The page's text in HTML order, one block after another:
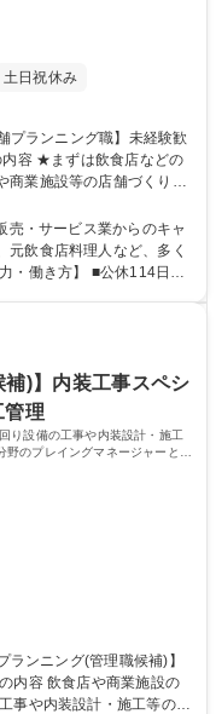
土日祝休み
商業施設等の店舗づくりに
掛ける当社では、将来的
理、
■オフィスに戻らなくても
要なデータをすぐに共有
いていただける環境づく
売・サービス業からのキャ
元飲食店料理人など、多く
す。 ■物価手当も一律15,0
あっても年1～2回程で、
しております★ 学歴・
語学力： 資格：第一種運
補)】内装工事スペシ
管理
り設備の工事や内装設計・施工
のプレイングマネージャーとし
事や内装設計・施工等の店